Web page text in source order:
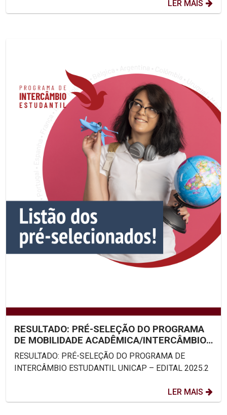
LER MAIS
RESULTADO: PRÉ-SELEÇÃO DO PROGRAMA
DE MOBILIDADE ACADÊMICA/INTERCÂMBIO
ESTUDANTIL UNICAP – EDITAL...
RESULTADO: PRÉ-SELEÇÃO DO PROGRAMA DE
INTERCÂMBIO ESTUDANTIL UNICAP – EDITAL 2025.2
LER MAIS